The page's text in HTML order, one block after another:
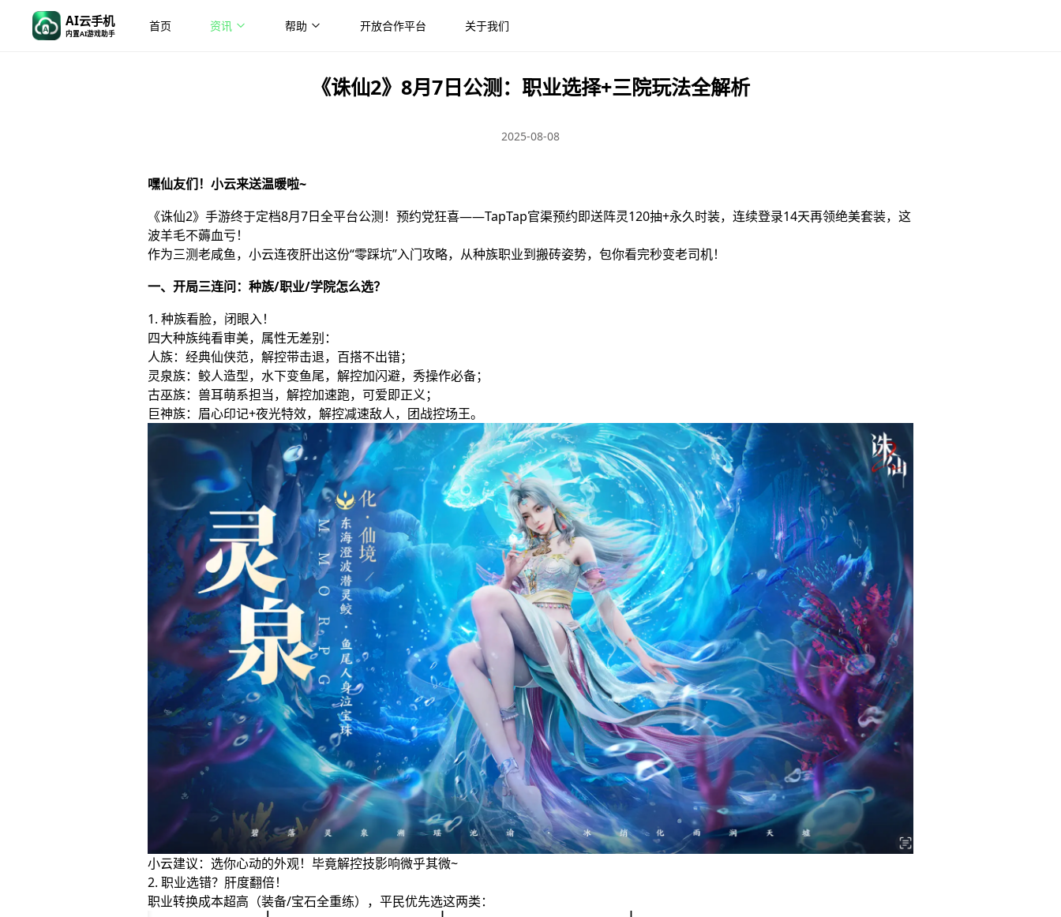
AI云手机
内置AI游戏助手
首页 资讯 帮助 开放合作平台 关于我们
《诛仙2》8月7日公测：职业选择+三院玩法全解析
2025-08-08
嘿仙友们！小云来送温暖啦~
《诛仙2》手游终于定档8月7日全平台公测！预约党狂喜——TapTap官渠预约即送阵灵120抽+永久时装，连续登录14天再领绝美套装，这
波羊毛不薅血亏！
作为三测老咸鱼，小云连夜肝出这份“零踩坑”入门攻略，从种族职业到搬砖姿势，包你看完秒变老司机！
一、开局三连问：种族/职业/学院怎么选？
1. 种族看脸，闭眼入！
四大种族纯看审美，属性无差别：
人族：经典仙侠范，解控带击退，百搭不出错；
灵泉族：鲛人造型，水下变鱼尾，解控加闪避，秀操作必备；
古巫族：兽耳萌系担当，解控加速跑，可爱即正义；
巨神族：眉心印记+夜光特效，解控减速敌人，团战控场王。
小云建议：选你心动的外观！毕竟解控技影响微乎其微~
2. 职业选错？肝度翻倍！
职业转换成本超高（装备/宝石全重练），平民优先选这两类：